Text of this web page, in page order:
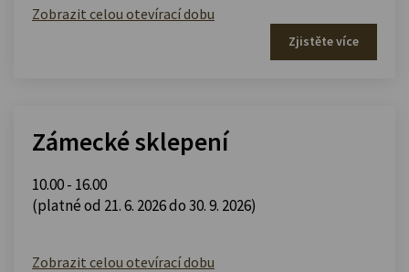
Zobrazit celou otevírací dobu
Zjistěte více
Zámecké sklepení
10.00 - 16.00
(platné od 21. 6. 2026 do 30. 9. 2026)
Zobrazit celou otevírací dobu